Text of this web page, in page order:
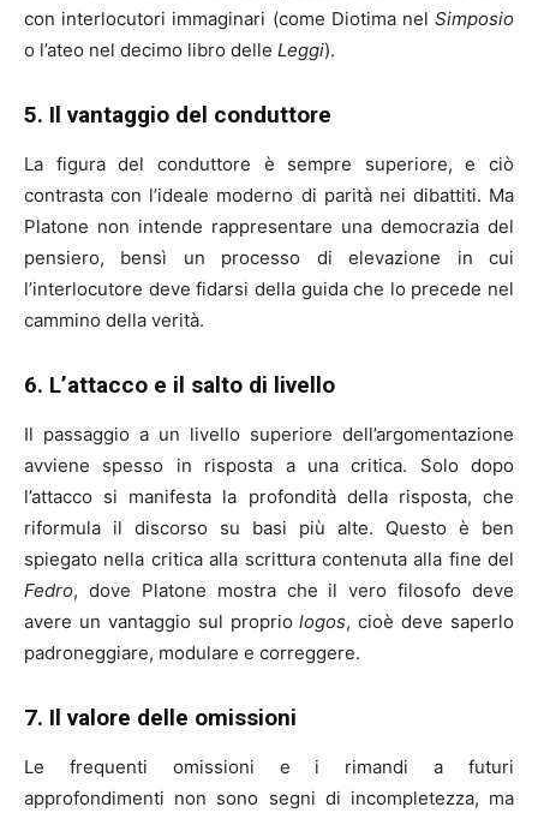
con interlocutori immaginari (come Diotima nel Simposio
o l’ateo nel decimo libro delle Leggi).
5. Il vantaggio del conduttore
La figura del conduttore è sempre superiore, e ciò
contrasta con l’ideale moderno di parità nei dibattiti. Ma
Platone non intende rappresentare una democrazia del
pensiero, bensì un processo di elevazione in cui
l’interlocutore deve fidarsi della guida che lo precede nel
cammino della verità.
6. L’attacco e il salto di livello
Il passaggio a un livello superiore dell’argomentazione
avviene spesso in risposta a una critica. Solo dopo
l’attacco si manifesta la profondità della risposta, che
riformula il discorso su basi più alte. Questo è ben
spiegato nella critica alla scrittura contenuta alla fine del
Fedro, dove Platone mostra che il vero filosofo deve
avere un vantaggio sul propriologos, cioè deve saperlo
padroneggiare, modulare e correggere.
7. Il valore delle omissioni
Le frequenti omissioni e i rimandi a futuri
approfondimenti non sono segni di incompletezza, ma